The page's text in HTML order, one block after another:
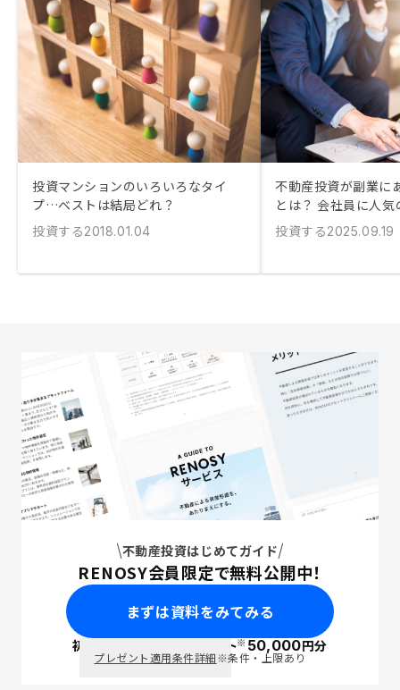
投資マンションのいろいろなタイ
プ…ベストは結局どれ？
投資する2018.01.04
不動産投資が副業に
とは？ 会社員に人
投資する2025.09.19
不動産投資はじめてガイド
RENOSY会員限定で無料公開中！
まずは資料をみてみる
初回面談で ポイント※50,000円分
プレゼント適用条件詳細※条件・上限あり